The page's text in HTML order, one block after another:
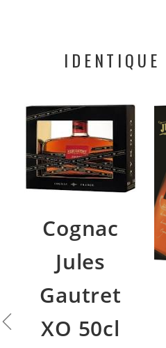
IDENTIQUE
Cognac
Jules
Gautret
XO 50cl